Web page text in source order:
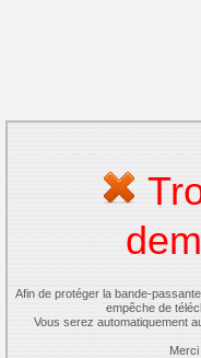
Afin de protéger la bande-
empêche de
Vous serez automatiquement